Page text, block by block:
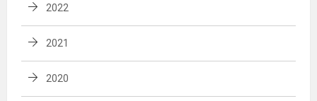
2022
2021
2020